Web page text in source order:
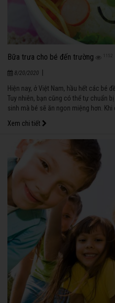
Bữa trưa cho bé đến trường
8/20/2020
Hiện nay, ở Việt Nam, hầu hết các bé
Tuy nhiên, bạn cũng có thể tự chuẩn
sinh mà bé sẽ ăn ngon miệng hơn.
dinh dưỡng từ các nguyên liệu chế biến.
Xem chi tiết